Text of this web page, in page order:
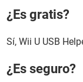
¿Es gratis?
Sí, Wii U USB
¿Es seguro?